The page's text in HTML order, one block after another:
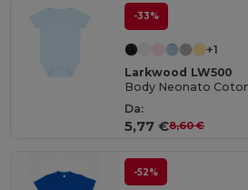
-33%
+1
Larkwood LW500
Da:
5,77 €8,60 €
-52%